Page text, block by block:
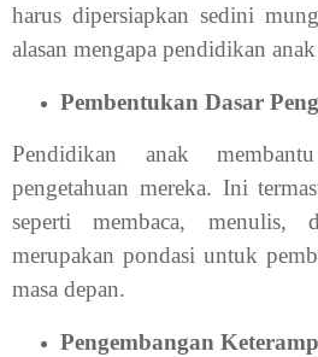
harus dipersiapkan sedini
alasan mengapa pendidikan
Pembentukan Dasar
Pendidikan anak
pengetahuan mereka. Ini
seperti membaca, menulis,
merupakan pondasi untuk
masa depan.
Pengembangan